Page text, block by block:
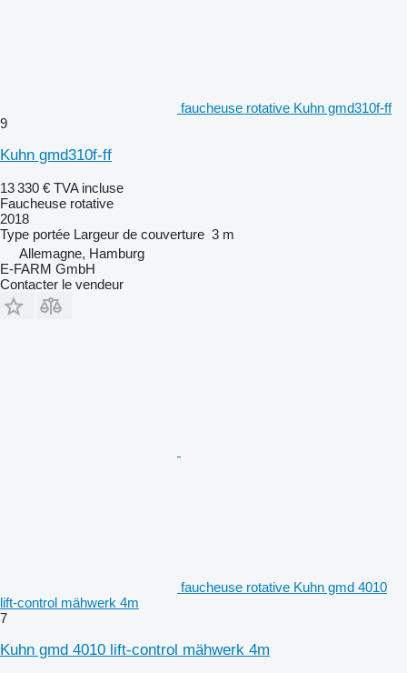
faucheuse rotative Kuhn gmd310f-ff
9
Kuhn gmd310f-ff
13 330 € TVA incluse
Faucheuse rotative
2018
Type portée Largeur de couverture 3 m
Allemagne, Hamburg
E-FARM GmbH
Contacter le vendeur
faucheuse rotative Kuhn gmd 4010
lift-control mähwerk 4m
7
Kuhn gmd 4010 lift-control mähwerk 4m